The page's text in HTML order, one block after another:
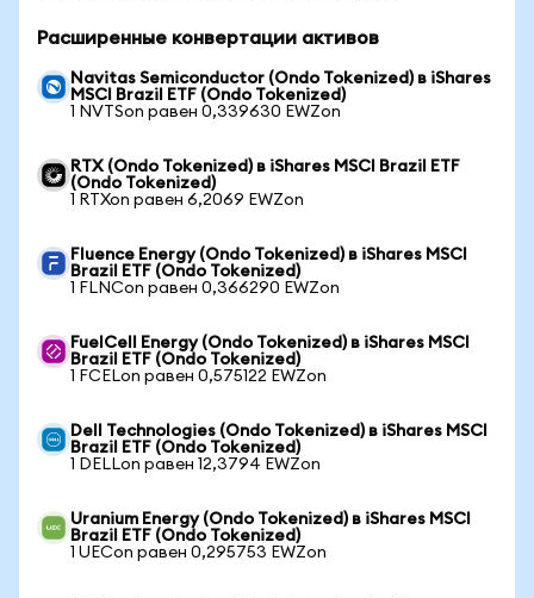
Расширенные конвертации активов
Navitas Semiconductor (Ondo Tokenized) в iShares
MSCI Brazil ETF (Ondo Tokenized)
1 NVTSon равен 0,339630 EWZon
RTX (Ondo Tokenized) в iShares MSCI Brazil ETF
(Ondo Tokenized)
1 RTXon равен 6,2069 EWZon
Fluence Energy (Ondo Tokenized) в iShares MSCI
Brazil ETF (Ondo Tokenized)
1 FLNCon равен 0,366290 EWZon
FuelCell Energy (Ondo Tokenized) в iShares MSCI
Brazil ETF (Ondo Tokenized)
1 FCELon равен 0,575122 EWZon
Dell Technologies (Ondo Tokenized) в iShares MSCI
Brazil ETF (Ondo Tokenized)
1 DELLon равен 12,3794 EWZon
Uranium Energy (Ondo Tokenized) в iShares MSCI
Brazil ETF (Ondo Tokenized)
1 UECon равен 0,295753 EWZon